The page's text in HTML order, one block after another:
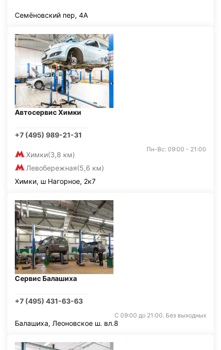
Семёновский пер, 4А
Автосервис Химки
+7 (495) 989-21-31
Химки(3,8 км)
Левобережная(5,6 км)
Пн-Вс: 09:00 - 21:00
Химки, ш Нагорное, 2к7
Сервис Балашиха
+7 (495) 431-63-63
С 09:00 до 21:00. Без выходных
Балашиха, Леоновское ш. вл.8